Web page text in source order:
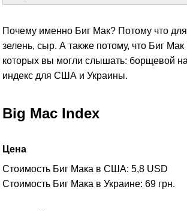
Почему именно Биг Мак? Потому что
зелень, сыр. А также потому, что Биг
которых вы могли слышать: борщевой
индекс для США и Украины.
Big Mac Index
Цена
Стоимость Биг Мака в США: 5,8 USD
Стоимость Биг Мака в Украине: 69 грн.